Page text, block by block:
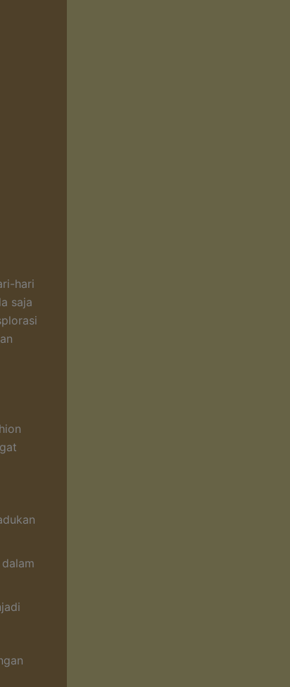
hari
saja